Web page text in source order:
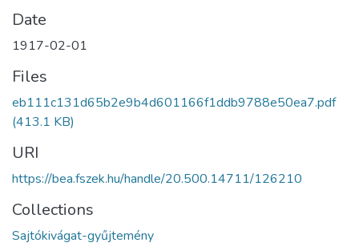
Date
1917-02-01
Files
eb111c131d65b2e9b4d601166f1ddb9788e50ea7.pdf
(413.1 KB)
URI
https://bea.fszek.hu/handle/20.500.14711/126210
Collections
Sajtókivágat-gyűjtemény